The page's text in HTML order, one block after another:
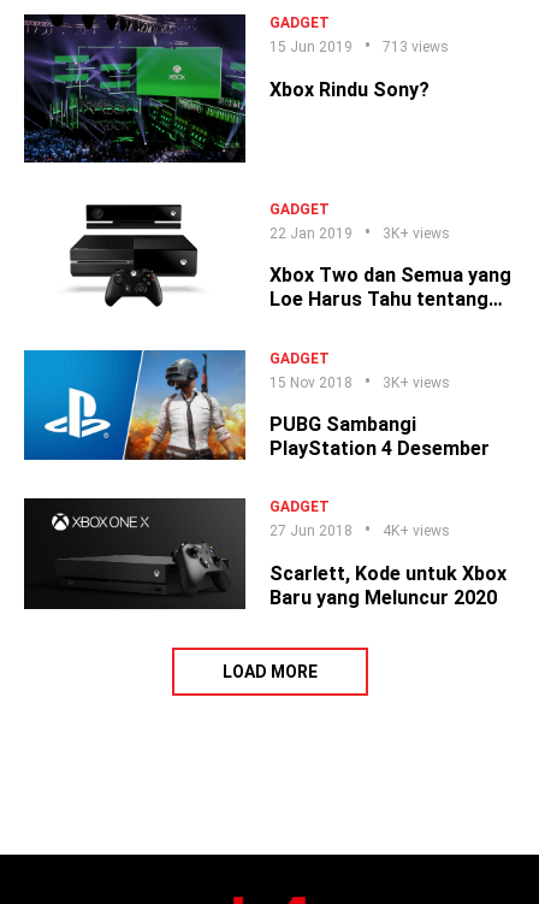
GADGET
15 Jun 2019
713 views
Xbox Rindu Sony?
GADGET
22 Jan 2019
3K+ views
Xbox Two dan Semua yang
Loe Harus Tahu tentang
GADGET
15 Nov 2018
3K+ views
PUBG Sambangi
PlayStation 4 Desember
GADGET
27 Jun 2018
4K+ views
Scarlett, Kode untuk Xbox
Baru yang Meluncur 2020
LOAD MORE